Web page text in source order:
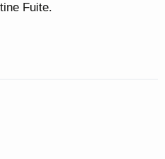
Fuite.